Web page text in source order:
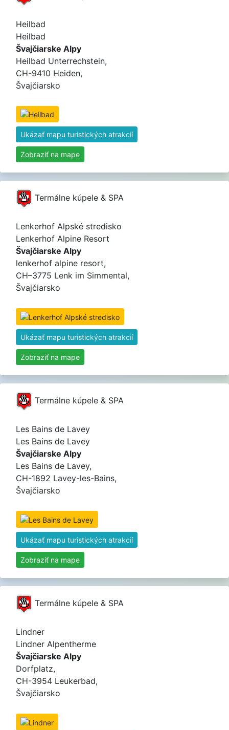
Heilbad
Heilbad
Švajčiarske Alpy
Heilbad Unterrechstein,
CH-9410 Heiden,
Švajčiarsko
Ukázať mapu turistických atrakcií
Zobraziť na mape
Termálne kúpele & SPA
Lenkerhof Alpské stredisko
Lenkerhof Alpine Resort
Švajčiarske Alpy
lenkerhof alpine resort,
CH–3775 Lenk im Simmental,
Švajčiarsko
Ukázať mapu turistických atrakcií
Zobraziť na mape
Termálne kúpele & SPA
Les Bains de Lavey
Les Bains de Lavey
Švajčiarske Alpy
Les Bains de Lavey,
CH-1892 Lavey-les-Bains,
Švajčiarsko
Ukázať mapu turistických atrakcií
Zobraziť na mape
Termálne kúpele & SPA
Lindner
Lindner Alpentherme
Švajčiarske Alpy
Dorfplatz,
CH-3954 Leukerbad,
Švajčiarsko